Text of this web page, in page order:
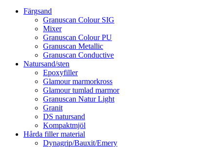
Färgsand
Granuscan Colour SIG
Mixer
Granuscan Colour PU
Granuscan Metallic
Granuscan Conductive
Natursand/sten
Epoxyfiller
Glamour marmorkross
Glamour tumlad marmor
Granuscan Natur Light
Granit
DS natursand
Kompaktmjöl
Hårda filler material
Dynagrip/Bauxit/Emery